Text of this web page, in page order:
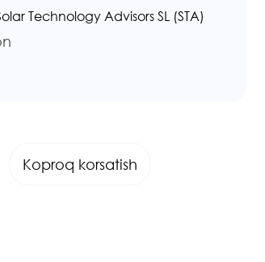
Technology Advisors SL (STA)
Koproq korsatish